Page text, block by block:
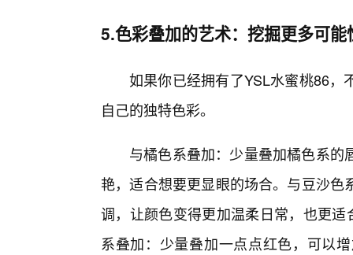
5.色彩叠加的艺术：挖掘更多可能
如果你已经拥有了YSL水蜜桃86，
自己的独特色彩。
与橘色系叠加：少量叠加橘色系
艳，适合想要更显眼的场合。与豆沙
调，让颜色变得更加温柔日常，也更
系叠加：少量叠加一点点红色，可以